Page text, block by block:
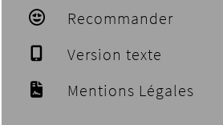
Recommander
Version texte
Mentions Légales